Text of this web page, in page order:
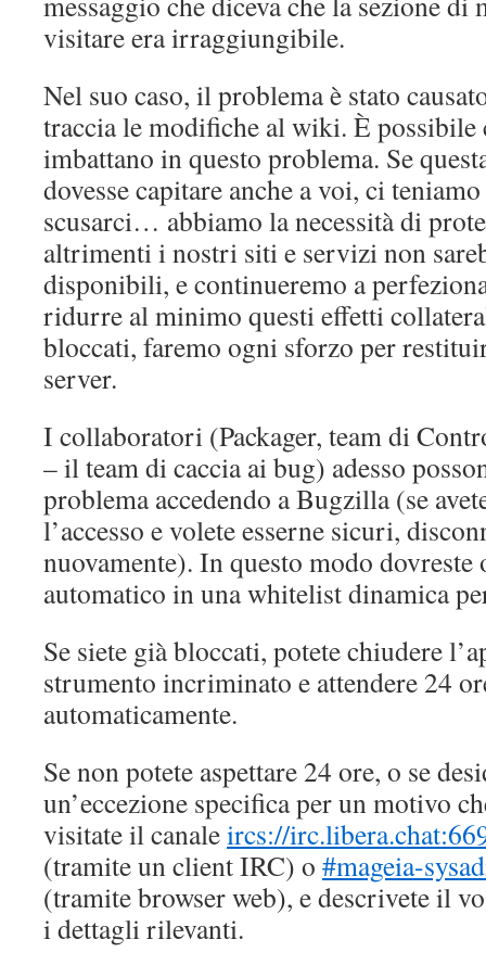
visitare era irraggiungibile.
Nel suo caso, il problema è stato
traccia le modifiche al wiki. È possibile
imbattano in questo problema. Se
dovesse capitare anche a voi, ci
scusarci… abbiamo la necessità di
altrimenti i nostri siti e servizi non
disponibili, e continueremo a
ridurre al minimo questi effetti
bloccati, faremo ogni sforzo per
server.
I collaboratori (Packager, team di
– il team di caccia ai bug) adesso
problema accedendo a Bugzilla (se
l’accesso e volete esserne sicuri,
nuovamente). In questo modo dovreste
automatico in una whitelist dinamica
Se siete già bloccati, potete chiudere
strumento incriminato e attendere 24
automaticamente.
Se non potete aspettare 24 ore, o se
un’eccezione specifica per un motivo
visitate il canaleircs://
(tramite un client IRC) o #mageia-
(tramite browser web), e descrivete il
i dettagli rilevanti.